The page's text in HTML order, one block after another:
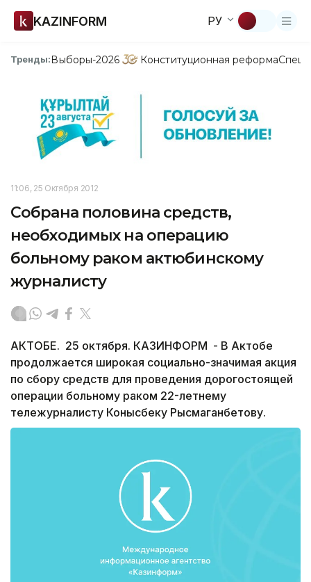
KAZINFORM РУ
Тренды:Выборы-2026 Конституционная реформа
11:06, 25 Октября 2012
Собрана половина средств,
необходимых на операцию
больному раком актюбинскому
журналисту
АКТОБЕ. 25 октября. КАЗИНФОРМ - В Актобе
продолжается широкая социально-значимая акция
по сбору средств для проведения дорогостоящей
операции больному раком 22-летнему
тележурналисту Конысбеку Рысмаганбетову.